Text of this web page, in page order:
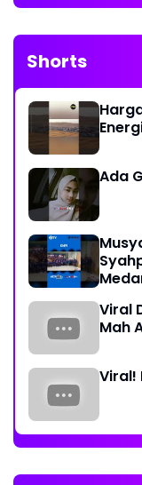
Shorts
Ada
Viral
Mah
Viral!